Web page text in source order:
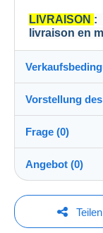
LIVRAISON :
livraison en
Versand nach
des Käufers.
Vorstellung
PRO
Nachname:
Frage (0)
Um eine
Angebot (0)
Der
weniger
Gebot
Teilen